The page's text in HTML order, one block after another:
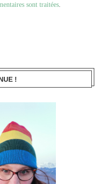
sont traitées
!